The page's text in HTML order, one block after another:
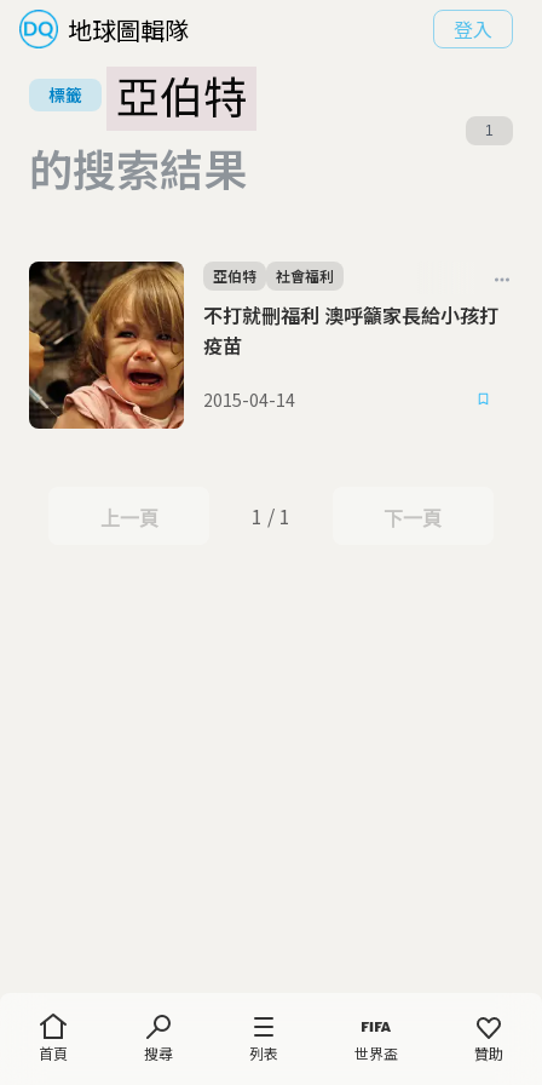
地球圖輯隊 登入
首頁 搜尋 列表 世界盃 贊助
標籤
亞伯特
的搜索結果
1
不打就刪福利 澳呼籲家長給小孩打
疫苗
亞伯特 社會福利
2015-04-14
上一頁
上一頁 1 / 1 下一頁
下一頁